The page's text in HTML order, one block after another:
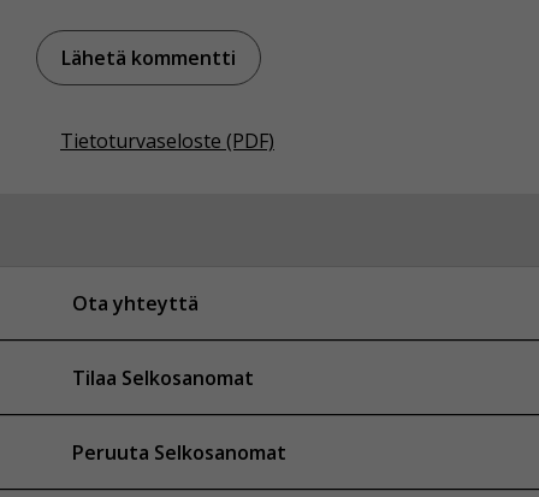
Tietoturvaseloste (PDF)
Ota yhteyttä
Tilaa Selkosanomat
Peruuta Selkosanomat